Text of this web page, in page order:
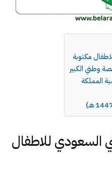
مكتوبة
وطني الكبير
المملكة
السعودي للاطفال